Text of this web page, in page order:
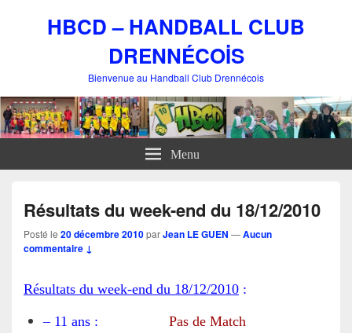
HBCD – HANDBALL CLUB
DRENNÉCOİS
Bienvenue au Handball Club Drennécois
Menu
Résultats du week-end du 18/12/2010
Posté le 20 décembre 2010parJean LE GUEN —Aucun
commentaire ↓
Résultats du week-end du 18/12/2010 :
– 11 ans : Pas de Match